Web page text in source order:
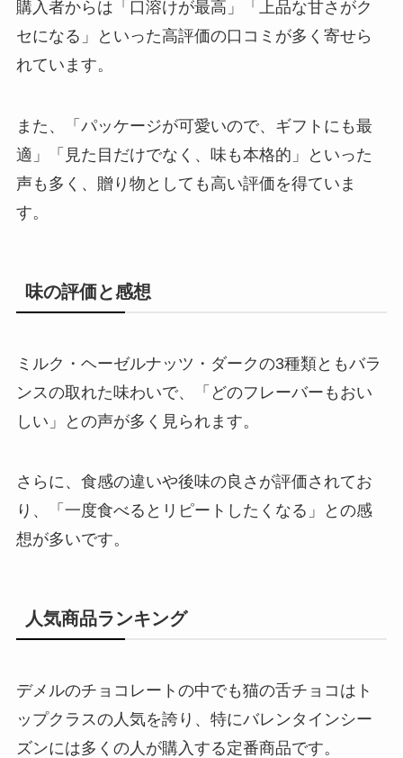
購入者からは「口溶けが最高」「上品な甘さがク
セになる」といった高評価の口コミが多く寄せら
れています。
また、「パッケージが可愛いので、ギフトにも最
適」「見た目だけでなく、味も本格的」といった
声も多く、贈り物としても高い評価を得ていま
す。
味の評価と感想
ミルク・ヘーゼルナッツ・ダークの3種類ともバラ
ンスの取れた味わいで、「どのフレーバーもおい
しい」との声が多く見られます。
さらに、食感の違いや後味の良さが評価されてお
り、「一度食べるとリピートしたくなる」との感
想が多いです。
人気商品ランキング
デメルのチョコレートの中でも猫の舌チョコはト
ップクラスの人気を誇り、特にバレンタインシー
ズンには多くの人が購入する定番商品です。